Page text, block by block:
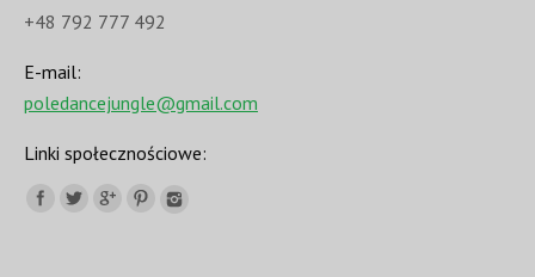
+48 792 777 492
E-mail:
poledancejungle@gmail.com
Linki społecznościowe: